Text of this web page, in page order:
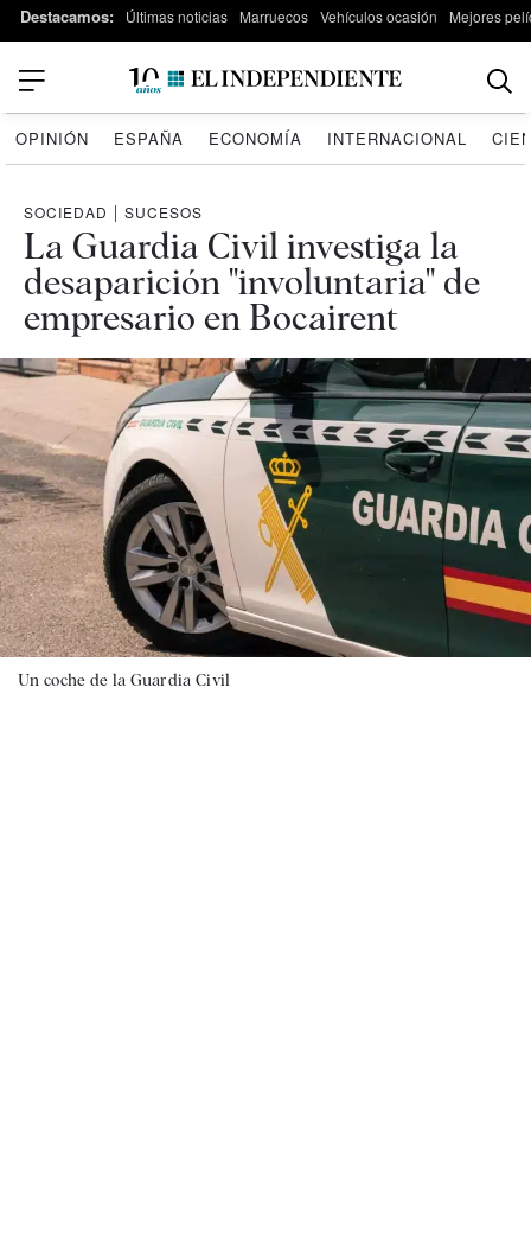
Destacamos: Últimas noticias Marruecos Vehículos ocasión Mejores
OPINIÓN ESPAÑA ECONOMÍA INTERNACIONAL
SOCIEDAD | SUCESOS
La Guardia Civil investiga la
desaparición "involuntaria" de
empresario en Bocairent
Un coche de la Guardia Civil